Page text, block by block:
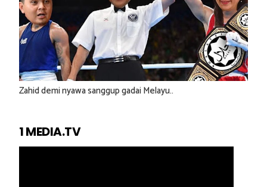
Zahid demi nyawa sanggup gadai Melayu..
1 MEDIA.TV